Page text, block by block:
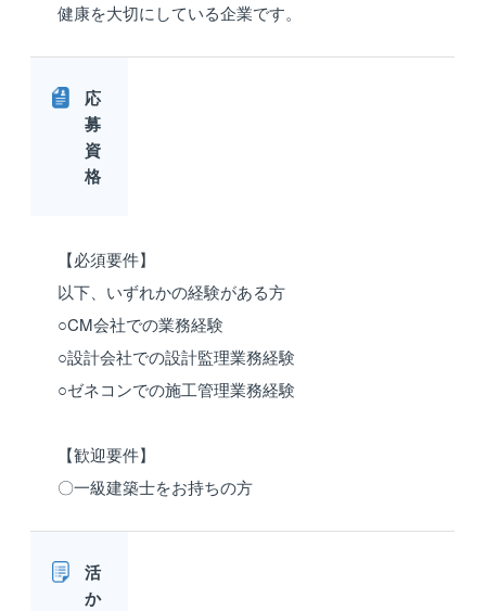
健康を大切にしている企業です。
応
募
資
格
【必須要件】
以下、いずれかの経験がある方
○CM会社での業務経験
○設計会社での設計監理業務経験
○ゼネコンでの施工管理業務経験
【歓迎要件】
〇一級建築士をお持ちの方
活
か